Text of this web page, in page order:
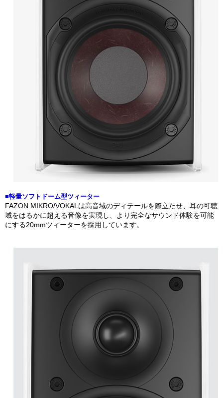
■軽量ソフトドーム型ツィーター
FAZON MIKRO/VOKALは高音域のディテールを際立たせ、耳の可聴
域をはるかに超える音像を実現し、より完全なサウンド体験を可能
にする20mmツィーターを採用しています。